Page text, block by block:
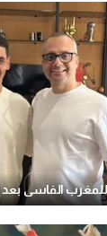
الفاسي بعد